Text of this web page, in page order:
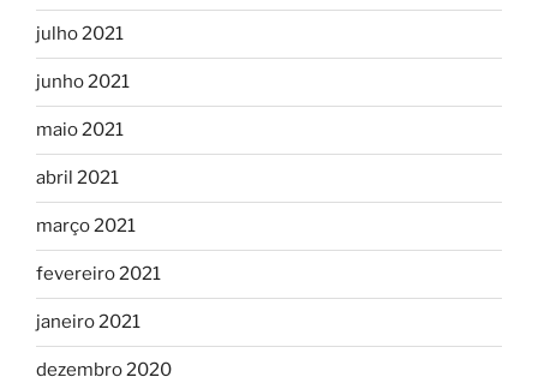
julho 2021
junho 2021
maio 2021
abril 2021
março 2021
fevereiro 2021
janeiro 2021
dezembro 2020